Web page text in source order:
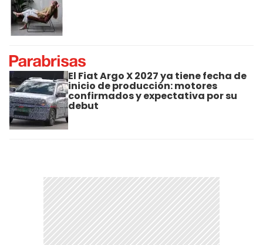
El Fiat Argo X 2027 ya tiene fecha de
inicio de producción: motores
confirmados y expectativa por su
debut